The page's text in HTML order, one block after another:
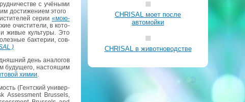
с учё­ны­ми
до­сти­же­ни­ем этого
серии «мо­ю­
очи­сти­те­ли, в ко­то­
живые куль­ту­ры. Это
бак­те­рии, сов­
)
день ана­ло­гов
бу­ду­ще­го, на­сто­я­щим
химии.
(Гент­ский уни­вер­
Assessment Brussels,
CHRISAL моет после
автомойки
CHRISAL в животноводстве